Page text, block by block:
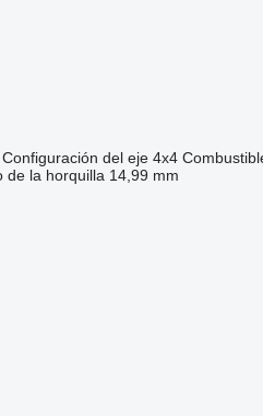
Configuración del eje 4x4
de la horquilla 14,99 mm